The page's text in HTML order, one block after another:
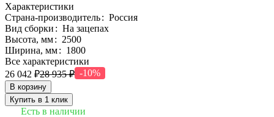
Характеристики
Страна-производитель: Россия
Вид сборки : На зацепах
Высота, мм: 2500
Ширина, мм: 1800
Все характеристики
26 042 ₽28 935 ₽ -10%
В корзину
Купить в 1 клик
Есть в наличии